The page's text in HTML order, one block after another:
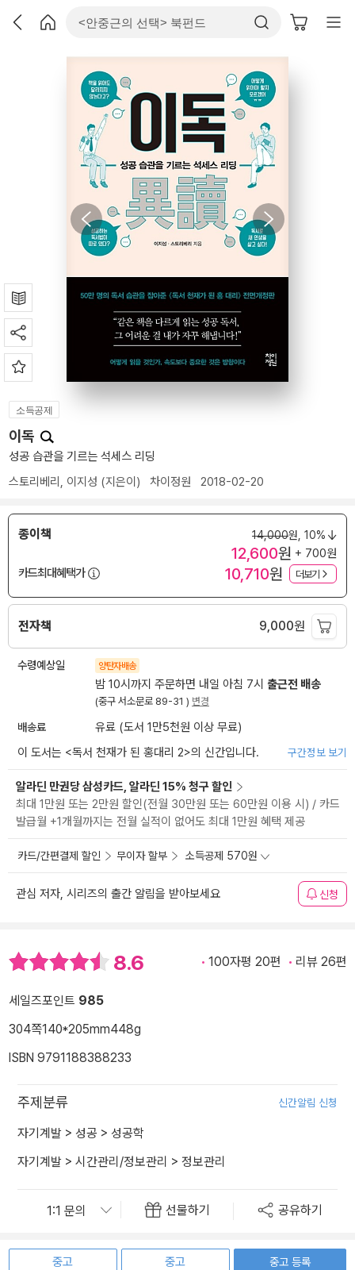
소득공제
이독
성공 습관을 기르는 석세스 리딩
스토리베리 , 이지성 (지은이) 차이정원 2018-02-20
종이책 14,000원, 10%
12,600원 + 700원
카드최대혜택가
10,710원 더보기
전자책 9,000원
수령예상일 양탄자배송
밤 10시까지 주문하면 내일 아침 7시 출근전 배송
(중구 서소문로 89-31 ) 변경
배송료
유료 (도서 1만5천원 이상 무료)
이 도서는 <독서 천재가 된 홍대리 2>의 신간입니다. 구간정보 보기
알라딘 만권당 삼성카드, 알라딘 15% 청구 할인
최대 1만원 또는 2만원 할인(전월 30만원 또는 60만원 이용 시) / 카드
발급월 +1개월까지는 전월 실적이 없어도 최대 1만원 혜택 제공
카드/간편결제 할인 무이자 할부 소득공제 570원
관심 저자, 시리즈의 출간 알림을 받아보세요 신청
8.6 100자평 20편 리뷰 26편
세일즈포인트 985
304쪽140*205mm448g
ISBN 9791188388233
주제분류 신간알림 신청
자기계발 > 성공 > 성공학
자기계발 > 시간관리/정보관리 > 정보관리
선물하기 공유하기
중고
중고
중고 등록